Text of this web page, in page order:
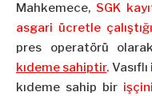
Mahkemece,SGK
asgari ücretle
pres operatörü
kıdeme sahiptir.
kıdeme sahip bir